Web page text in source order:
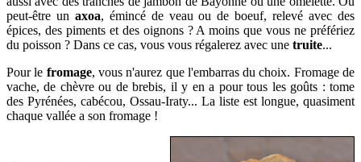
peut-être un axoa, émincé de veau ou de boeuf, relevé avec des
épices, des piments et des oignons ? A moins que vous ne préfériez
du poisson ? Dans ce cas, vous vous régalerez avec une truite...
Pour le fromage, vous n'aurez que l'embarras du choix. Fromage de
vache, de chèvre ou de brebis, il y en a pour tous les goûts : tome
des Pyrénées, cabécou, Ossau-Iraty... La liste est longue, quasiment
chaque vallée a son fromage !